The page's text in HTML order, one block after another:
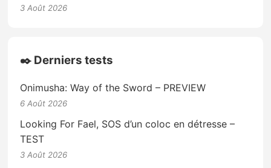
3 Août 2026
✒️ Derniers tests
Onimusha: Way of the Sword – PREVIEW
6 Août 2026
Looking For Fael, SOS d’un coloc en détresse –
TEST
3 Août 2026